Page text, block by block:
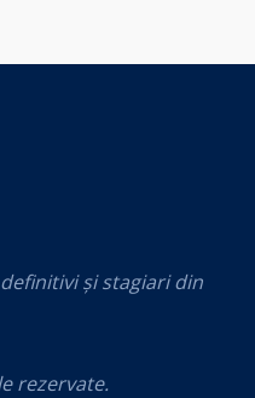
și stagiari din
rezervate.